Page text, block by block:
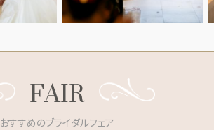
FAIR
おすすめのブライダルフェア